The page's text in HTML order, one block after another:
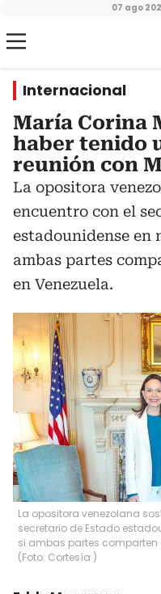
07 ago
Internacional
María Corina
haber tenido
reunión con
La opositora
encuentro con el
estadounidense en
ambas partes
en Venezuela.
La opositora venezolana
secretario de Estado
si ambas partes comparten
(Foto: Cortesía )